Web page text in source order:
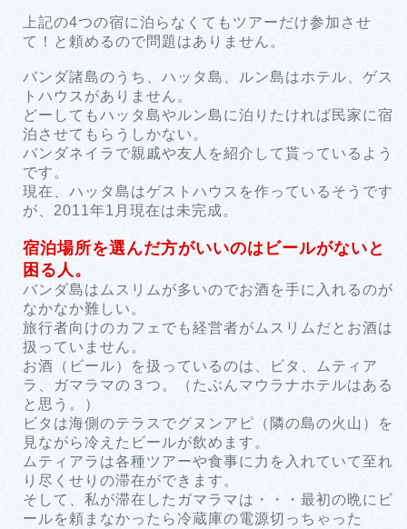
上記の4つの宿に泊らなくてもツアーだけ参加させ
て！と頼めるので問題はありません。
バンダ諸島のうち、ハッタ島、ルン島はホテル、ゲス
トハウスがありません。
どーしてもハッタ島やルン島に泊りたければ民家に宿
泊させてもらうしかない。
バンダネイラで親戚や友人を紹介して貰っているよう
です。
現在、ハッタ島はゲストハウスを作っているそうです
が、2011年1月現在は未完成。
宿泊場所を選んだ方がいいのはビールがないと
困る人。
バンダ島はムスリムが多いのでお酒を手に入れるのが
なかなか難しい。
旅行者向けのカフェでも経営者がムスリムだとお酒は
扱っていません。
お酒（ビール）を扱っているのは、ビタ、ムティア
ラ、ガマラマの３つ。（たぶんマウラナホテルはある
と思う。）
ビタは海側のテラスでグヌンアピ（隣の島の火山）を
見ながら冷えたビールが飲めます。
ムティアラは各種ツアーや食事に力を入れていて至れ
り尽くせりの滞在ができます。
そして、私が滞在したガマラマは・・・最初の晩にビ
ールを頼まなかったら冷蔵庫の電源切っちゃった